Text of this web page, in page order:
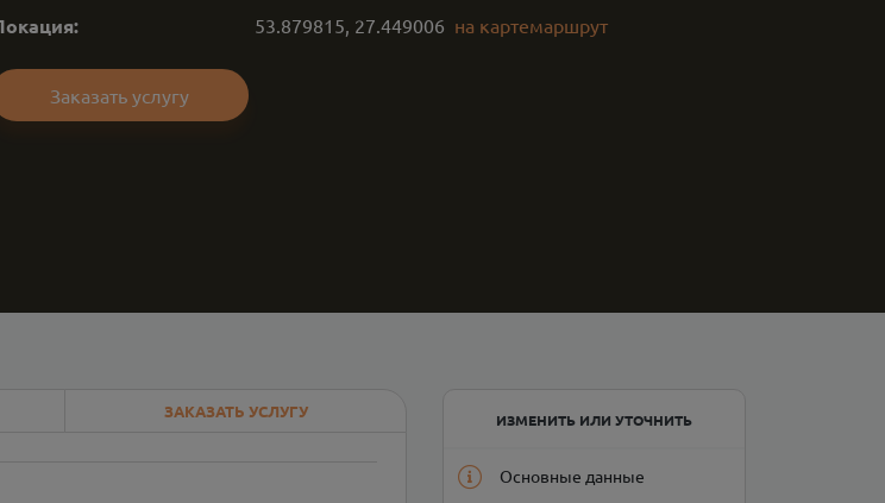
53.879815, 27.449006 на картемаршрут
Заказать услугу
ЗАКАЗАТЬ УСЛУГУ ИЗМЕНИТЬ ИЛИ УТОЧНИТЬ
Основные данные